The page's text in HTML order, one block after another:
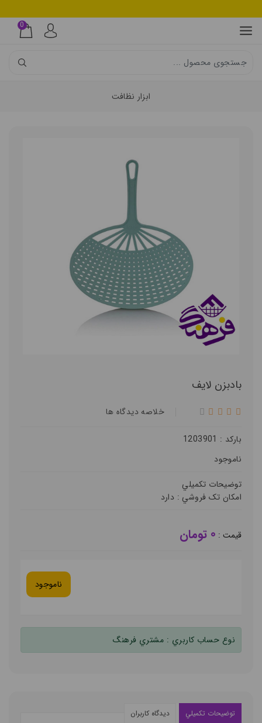
0
ابزار نظافت
بادبزن لايف
خلاصه ديدگاه ها
بارکد : 1203901
ناموجود
توضيحات تکميلي
امکان تک فروشي : دارد
قيمت : 0 تومان
ناموجود
نوع حساب کاربري : مشتري فرهنگ
توضيحات تکميلي ديدگاه کاربران